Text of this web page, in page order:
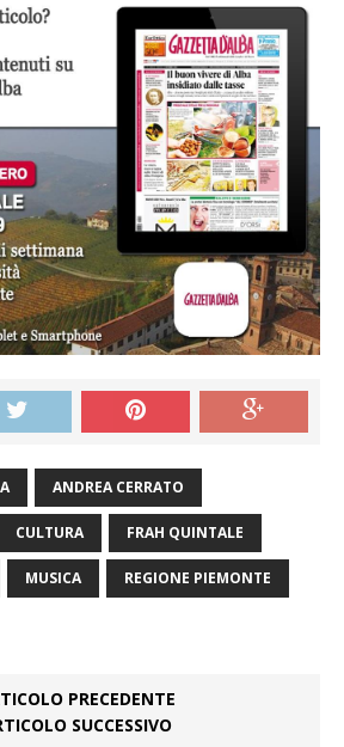
ANDREA CERRATO
CULTURA FRAH QUINTALE
MUSICA REGIONE PIEMONTE
PRECEDENTE
SUCCESSIVO